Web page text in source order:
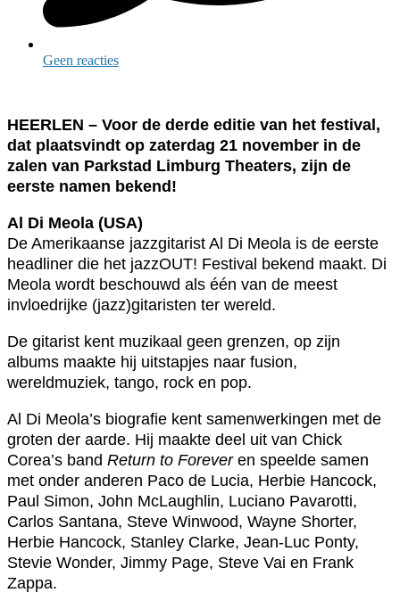
Geen reacties
HEERLEN – Voor de derde editie van het festival,
dat plaatsvindt op zaterdag 21 november in de
zalen van Parkstad Limburg Theaters, zijn de
eerste namen bekend!
Al Di Meola (USA)
De Amerikaanse jazzgitarist Al Di Meola is de eerste
headliner die het jazzOUT! Festival bekend maakt. Di
Meola wordt beschouwd als één van de meest
invloedrijke (jazz)gitaristen ter wereld.
De gitarist kent muzikaal geen grenzen, op zijn
albums maakte hij uitstapjes naar fusion,
wereldmuziek, tango, rock en pop.
Al Di Meola’s biografie kent samenwerkingen met de
groten der aarde. Hij maakte deel uit van Chick
Corea’s band Return to Foreveren speelde samen
met onder anderen Paco de Lucia, Herbie Hancock,
Paul Simon, John McLaughlin, Luciano Pavarotti,
Carlos Santana, Steve Winwood, Wayne Shorter,
Herbie Hancock, Stanley Clarke, Jean-Luc Ponty,
Stevie Wonder, Jimmy Page, Steve Vai en Frank
Zappa.